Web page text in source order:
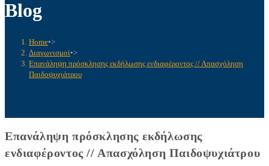
Blog
Home•>
Διαγωνισμοί•>
Επανάληψη πρόσκλησης εκδήλωσης ενδιαφέροντος // Απασχόληση
Παιδοψυχιάτρου
Επανάληψη πρόσκλησης εκδήλωσης
ενδιαφέροντος // Απασχόληση Παιδοψυχιάτρου